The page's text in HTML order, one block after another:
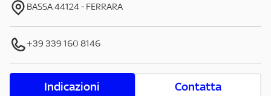
BASSA44124- FERRARA
+39 339 160 8146
Indicazioni Contatta